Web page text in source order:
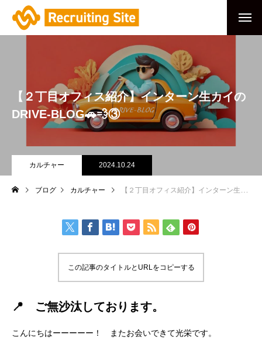
【２丁目オフィス紹介】インターン生カイの
DRIVE-BLOG🚗💨③
カルチャー 2024.10.24
ブログ カルチャー 【２丁目オフィス紹介】インターン生カイのDRIVE-BLOG🚗💨③
この記事のタイトルとURLをコピーする
📍 ご無沙汰しております。
こんにちはーーーーー！ またお会いできて光栄です。